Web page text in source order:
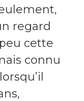
regard
cette
connu